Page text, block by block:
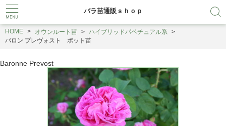
バラ苗通販ｓｈｏｐ
HOME オウンルート苗
ハイブリッドパペチュアル系
バロン プレヴォスト ポット苗
Baronne Prevost